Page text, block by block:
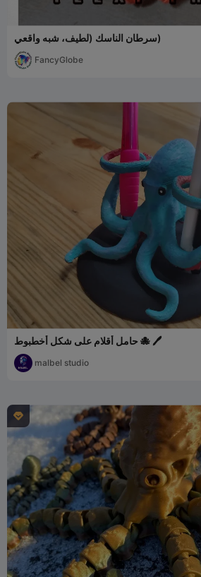
سرطان الناسك (لطيف، شبه واقعي)
FancyGlobe
حامل أقلام على شكل أخطبوط 🐙 🖊️
malbel studio
